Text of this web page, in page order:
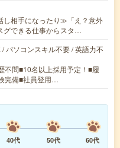
し相手になったり≫「え？意外
グできる仕事からスタ…
パソコンスキル不要 / 英語力不
不問■10名以上採用予定！■履
完備■社員登用…
40代 50代
60代